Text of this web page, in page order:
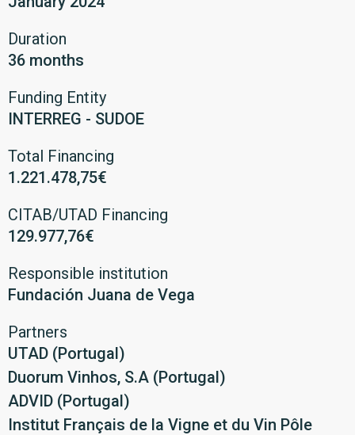
Duration
36 months
Funding Entity
INTERREG - SUDOE
Total Financing
1.221.478,75€
CITAB/UTAD Financing
129.977,76€
Responsible institution
Fundación Juana de Vega
Partners
UTAD (Portugal)
Duorum Vinhos, S.A (Portugal)
ADVID (Portugal)
Institut Français de la Vigne et du Vin Pôle